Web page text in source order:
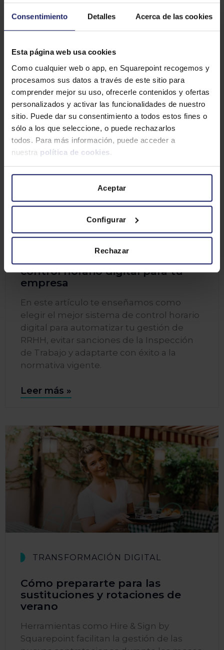
Consentimiento Detalles Acerca de las cookies
Esta página web usa cookies
Como cualquier web o app, en Squarepoint recogemos y
procesamos sus datos a través de este sitio para
comprender mejor su uso, ofrecerle contenidos y ofertas
personalizados y activar las funcionalidades de nuestro
sitio. Puede dar su consentimiento a todos estos fines o
sólo a los que seleccione, o puede rechazarlos
todos. Para más información, puede acceder a
nuestra política de cookies .
Aceptar
Configurar
Rechazar
Data by Squarepoint sincroniza los datos
de empleados entre todos los sistemas
corporativos garantizando precisión y
Leer más »
TRANSFORMACIÓN DIGITAL
control horario digital para tu
empresa
En este artículo te enseñamos como
elegir el mejor sistema de control horario
digital para automatizar tu gestión de
RRHH, evitar sanciones de la Inspección
de Trabajo y adaptarte con éxito a la
normativa vigente.
Leer más »
TRANSFORMACIÓN DIGITAL
Cómo prepararte para las
sustituciones y rotaciones de
verano
Herramientas como Hire & Sign by
Squarepoint facilitan la gestión de las